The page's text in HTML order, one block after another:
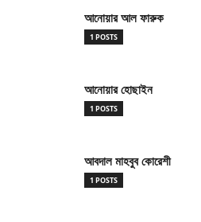
আনোয়ার আল ফারুক
1 POSTS
আনোয়ার হোছাইন
1 POSTS
আবদাল মাহবুব কোরেশী
1 POSTS